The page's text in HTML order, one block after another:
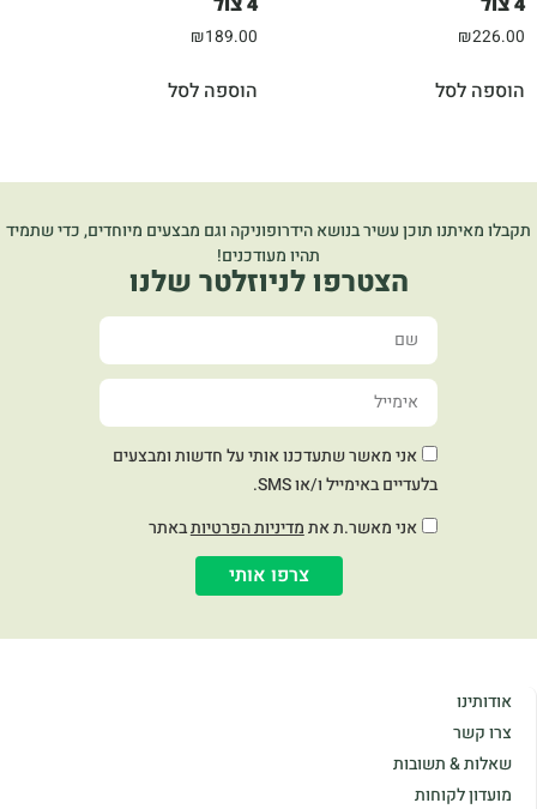
₪226.00
הוספה לסל
₪189.00
הוספה לסל
תקבלו מאיתנו תוכן עשיר בנושא הידרופוניקה וגם מבצעים מיוחדים, כדי שתמיד
תהיו מעודכנים!
הצטרפו לניוזלטר שלנו
אני מאשר שתעדכנו אותי על חדשות ומבצעים
בלעדיים באימייל ו/או SMS.
אני מאשר.ת אתמדיניות הפרטיותבאתר
צרפו אותי
אודותינו
צרו קשר
שאלות & תשובות
מועדון לקוחות